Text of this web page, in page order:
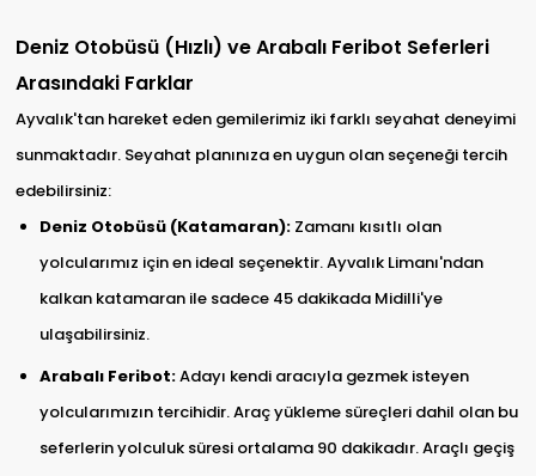
Deniz Otobüsü (Hızlı) ve Arabalı Feribot Seferleri
Arasındaki Farklar
Ayvalık'tan hareket eden gemilerimiz iki farklı seyahat deneyimi
sunmaktadır. Seyahat planınıza en uygun olan seçeneği tercih
edebilirsiniz:
Deniz Otobüsü (Katamaran): Zamanı kısıtlı olan
yolcularımız için en ideal seçenektir. Ayvalık Limanı'ndan
kalkan katamaran ile sadece 45 dakikada Midilli'ye
ulaşabilirsiniz.
Arabalı Feribot:Adayı kendi aracıyla gezmek isteyen
yolcularımızın tercihidir. Araç yükleme süreçleri dahil olan bu
seferlerin yolculuk süresi ortalama 90 dakikadır. Araçlı geçiş